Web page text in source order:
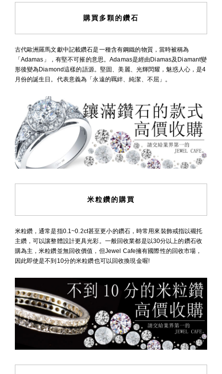
購買多顆的鑽石
古代歐洲羅馬文獻中記載鑽石是一種含有鋼鐵的物質，當時被稱為
「Adamas」，有堅不可摧的意思。Adamas是經由Diamas及Diamant變
形後變為Diamond這樣的語源。堅固、美麗、光輝閃耀，魅惑人心，是4
月份的誕生日。代表意義為「永遠的羈絆、純潔、不屈」。
米粒鑽的購買
米粒鑽，通常是指0.1~0.2ct甚至更小的鑽石，時常用來裝飾戒指以襯托
主鑽，可以讓整體設計更具光彩。一般回收業都是以30分以上的鑽石收
購為主，米粒鑽並無回收價值，但Jewel Cafe擁有國際性的回收市場，
因此即使是不到10分的米粒鑽也可以回收換現金喔!